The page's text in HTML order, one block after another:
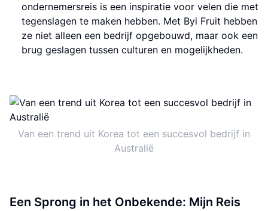
ondernemersreis is een inspiratie voor velen die met
tegenslagen te maken hebben. Met Byi Fruit hebben
ze niet alleen een bedrijf opgebouwd, maar ook een
brug geslagen tussen culturen en mogelijkheden.
Van een trend uit Korea tot een succesvol bedrijf in
Australië
Een Sprong in het Onbekende: Mijn Reis